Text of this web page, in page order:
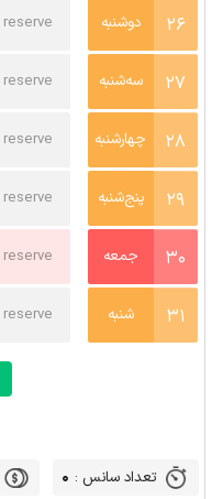
26 دوشنبه
27 سه‌شنبه
28 چهارشنبه
29 پنج‌شنبه
30 جمعه
31 شنبه
reserve
reserve
reserve
reserve
reserve
reserve
تعداد سانس : 0